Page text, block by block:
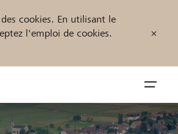
cookies. En utilisant le
l'emploi de cookies.
öffnen